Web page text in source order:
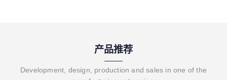
产品推荐
Development, design, production and sales in one of the